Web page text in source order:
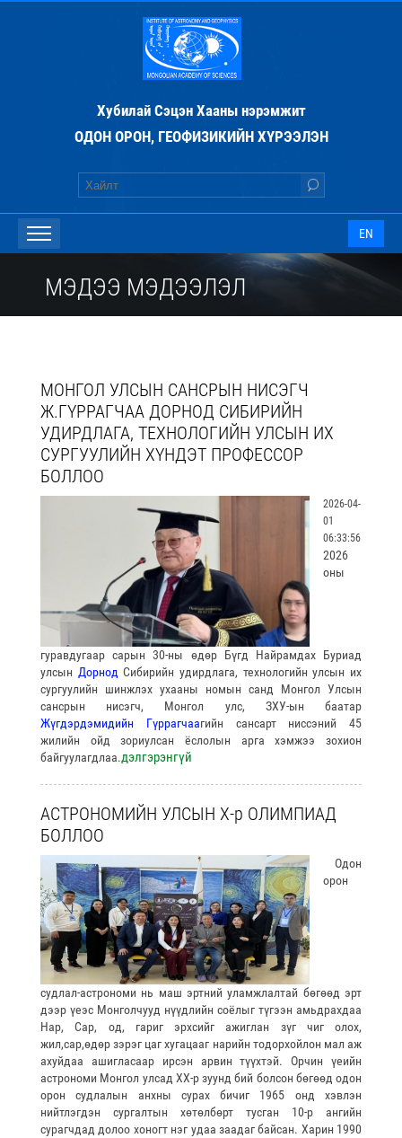
Хубилай Сэцэн Хааны нэрэмжит
ОДОН ОРОН, ГЕОФИЗИКИЙН ХҮРЭЭЛЭН
EN
МЭДЭЭ МЭДЭЭЛЭЛ
МОНГОЛ УЛСЫН САНСРЫН НИСЭГЧ
Ж.ГҮРРАГЧАА ДОРНОД СИБИРИЙН
УДИРДЛАГА, ТЕХНОЛОГИЙН УЛСЫН ИХ
СУРГУУЛИЙН ХҮНДЭТ ПРОФЕССОР
БОЛЛОО
2026-04-
01
06:33:56
2026
оны
гуравдугаар сарын 30-ны өдөр Бүгд Найрамдах Буриад
улсын Дорнод Сибирийн удирдлага, технологийн улсын их
сургуулийн шинжлэх ухааны номын санд Монгол Улсын
сансрын нисэгч, Монгол улс, ЗХУ-ын баатар
Жүгдэрдэмидийн Гүррагчаагийн сансарт ниссэний 45
жилийн ойд зориулсан ёслолын арга хэмжээ зохион
байгуулагдлаа.дэлгэрэнгүй
АСТРОНОМИЙН УЛСЫН Х-р ОЛИМПИАД
БОЛЛОО
Одон
орон
судлал-астрономи нь маш эртний уламжлалтай бөгөөд эрт
дээр үеэс Монголчууд нүүдлийн соёлыг түгээн амьдрахдаа
Нар, Сар, од, гариг эрхсийг ажиглан зүг чиг олох,
жил,сар,өдөр зэрэг цаг хугацааг нарийн тодорхойлон мал аж
ахуйдаа ашигласаар ирсэн арвин түүхтэй. Орчин үеийн
астрономи Монгол улсад ХХ-р зуунд бий болсон бөгөөд одон
орон судлалын анхны сурах бичиг 1965 онд хэвлэн
нийтлэгдэн сургалтын хөтөлбөрт тусган 10-р ангийн
сурагчдад долоо хоногт нэг удаа заадаг байсан. Харин 1990